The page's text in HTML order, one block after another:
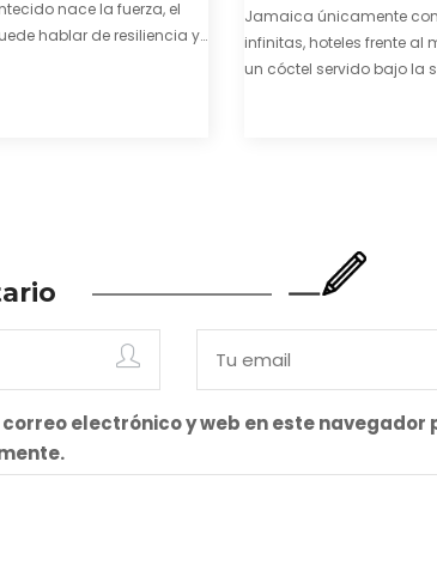
nace la fuerza, el
hablar de resiliencia y
Jamaica únicamente
infinitas, hoteles frente al
un cóctel servido bajo la
electrónico y web en este navegador